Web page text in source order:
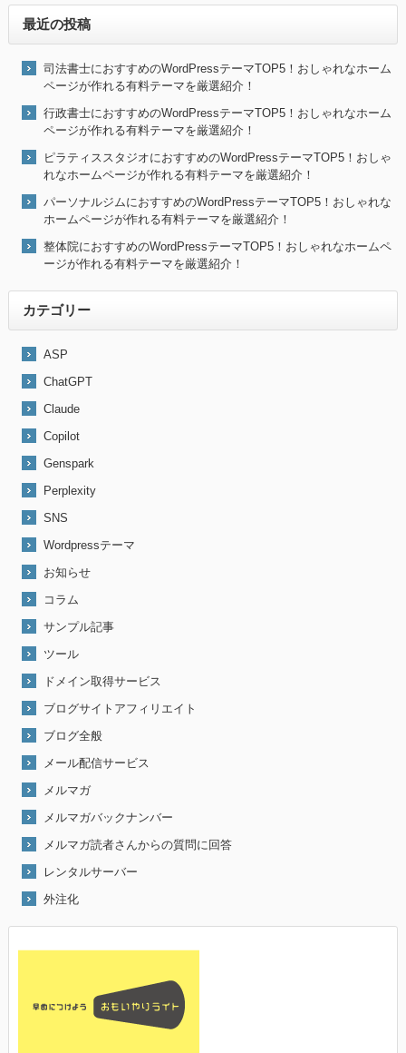
最近の投稿
司法書士におすすめのWordPressテーマTOP5！おしゃれなホーム
ページが作れる有料テーマを厳選紹介！
行政書士におすすめのWordPressテーマTOP5！おしゃれなホーム
ページが作れる有料テーマを厳選紹介！
ピラティススタジオにおすすめのWordPressテーマTOP5！おしゃ
れなホームページが作れる有料テーマを厳選紹介！
パーソナルジムにおすすめのWordPressテーマTOP5！おしゃれな
ホームページが作れる有料テーマを厳選紹介！
整体院におすすめのWordPressテーマTOP5！おしゃれなホームペ
ージが作れる有料テーマを厳選紹介！
カテゴリー
ASP
ChatGPT
Claude
Copilot
Genspark
Perplexity
SNS
Wordpressテーマ
お知らせ
コラム
サンプル記事
ツール
ドメイン取得サービス
ブログサイトアフィリエイト
ブログ全般
メール配信サービス
メルマガ
メルマガバックナンバー
メルマガ読者さんからの質問に回答
レンタルサーバー
外注化